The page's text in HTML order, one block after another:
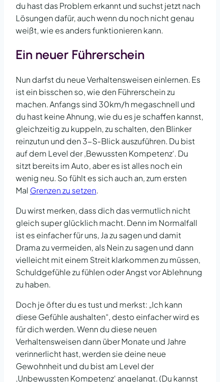
du hast das Problem erkannt und suchst jetzt nach
Lösungen dafür, auch wenn du noch nicht genau
weißt, wie es anders funktionieren kann.
Ein neuer Führerschein
Nun darfst du neue Verhaltensweisen einlernen. Es
ist ein bisschen so, wie den Führerschein zu
machen. Anfangs sind 30km/h megaschnell und
du hast keine Ahnung, wie du es je schaffen kannst,
gleichzeitig zu kuppeln, zu schalten, den Blinker
reinzutun und den 3-S-Blick auszuführen. Du bist
auf dem Level der ‚Bewussten Kompetenz‘. Du
sitzt bereits im Auto, aber es ist alles noch ein
wenig neu. So fühlt es sich auch an, zum ersten
Mal Grenzen zu setzen.
Du wirst merken, dass dich das vermutlich nicht
gleich super glücklich macht. Denn im Normalfall
ist es einfacher für uns, Ja zu sagen und damit
Drama zu vermeiden, als Nein zu sagen und dann
vielleicht mit einem Streit klarkommen zu müssen,
Schuldgefühle zu fühlen oder Angst vor Ablehnung
zu haben.
Doch je öfter du es tust und merkst: „Ich kann
diese Gefühle aushalten“, desto einfacher wird es
für dich werden. Wenn du diese neuen
Verhaltensweisen dann über Monate und Jahre
verinnerlicht hast, werden sie deine neue
Gewohnheit und du bist am Level der
‚Unbewussten Kompetenz‘ angelangt. (Du kannst